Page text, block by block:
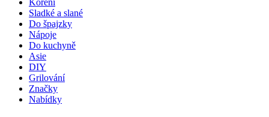
Koření
Sladké a slané
Do špajzky
Nápoje
Do kuchyně
Asie
DIY
Grilování
Značky
Nabídky